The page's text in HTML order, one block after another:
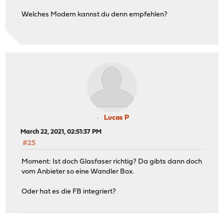
Welches Modem kannst du denn empfehlen?
Lucas P
March 22, 2021, 02:51:37 PM
#25
Moment: Ist doch Glasfaser richtig? Da gibts dann doch
vom Anbieter so eine Wandler Box.
Oder hat es die FB integriert?